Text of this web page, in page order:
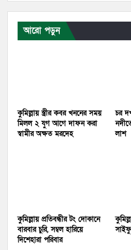
আরো পড়ুন
কুমিল্লায় স্ত্রীর কবর খননের সময়
মিলল ২ যুগ আগে দাফন করা
স্বামীর অক্ষত মরদেহ
চর
লাশ
কুমিল্লায় প্রতিবন্ধীর টং দোকানে
বারবার চুরি, সম্বল হারিয়ে
দিশেহারা পরিবার